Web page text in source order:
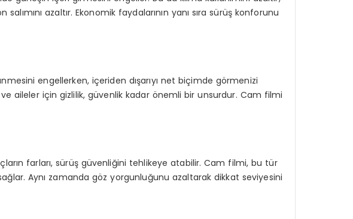
azaltır. Ekonomik faydalarının yanı sıra sürüş konforunu
engellerken, içeriden dışarıyı net biçimde görmenizi
aileler için gizlilik, güvenlik kadar önemli bir unsurdur. Cam filmi
farları, sürüş güvenliğini tehlikeye atabilir. Cam filmi, bu tür
sağlar. Aynı zamanda göz yorgunluğunu azaltarak dikkat seviyesini